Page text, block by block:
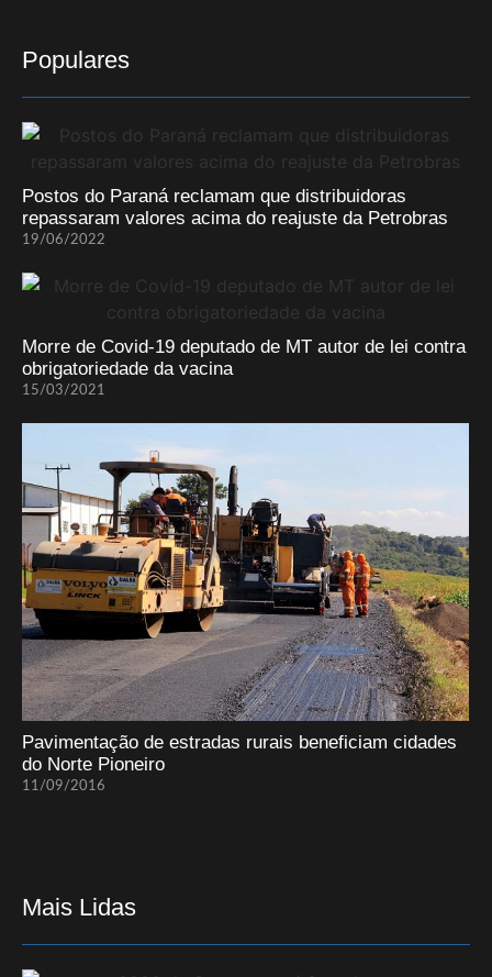
Populares
Postos do Paraná reclamam que distribuidoras
repassaram valores acima do reajuste da Petrobras
19/06/2022
Morre de Covid-19 deputado de MT autor de lei contra
obrigatoriedade da vacina
15/03/2021
Pavimentação de estradas rurais beneficiam cidades
do Norte Pioneiro
11/09/2016
Mais Lidas